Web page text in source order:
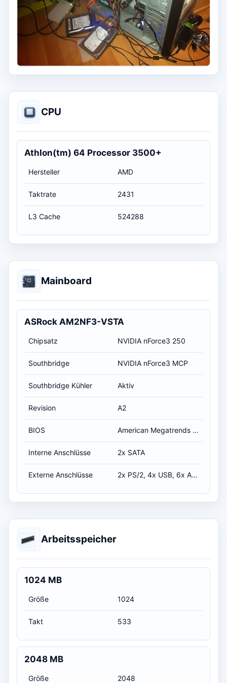
CPU
Athlon(tm) 64 Processor 3500+
Hersteller AMD
Taktrate 2431
L3 Cache 524288
Mainboard
ASRock AM2NF3-VSTA
Chipsatz NVIDIA nForce3 250
Southbridge NVIDIA nForce3 MCP
Southbridge Kühler Aktiv
Revision A2
BIOS American Megatrends Inc P1 .80 01/12/2007
Interne Anschlüsse 2x SATA
Externe Anschlüsse 2x PS/2, 4x USB, 6x Audio/TV
Arbeitsspeicher
1024 MB
Größe 1024
Takt 533
2048 MB
Größe 2048